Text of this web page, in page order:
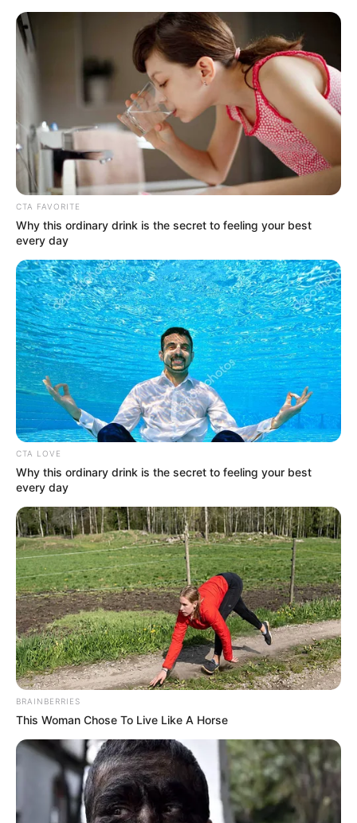
CTA FAVORITE
Why this ordinary drink is the secret to feeling your best
every day
CTA LOVE
Why this ordinary drink is the secret to feeling your best
every day
BRAINBERRIES
This Woman Chose To Live Like A Horse